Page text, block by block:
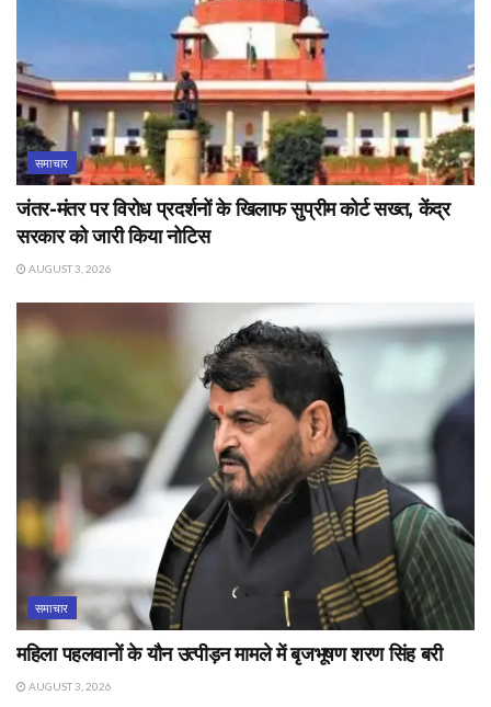
समाचार
जंतर-मंतर पर विरोध प्रदर्शनों के खिलाफ सुप्रीम कोर्ट सख्त, केंद्र
सरकार को जारी किया नोटिस
AUGUST 3, 2026
समाचार
महिला पहलवानों के यौन उत्पीड़न मामले में बृजभूषण शरण सिंह बरी
AUGUST 3, 2026